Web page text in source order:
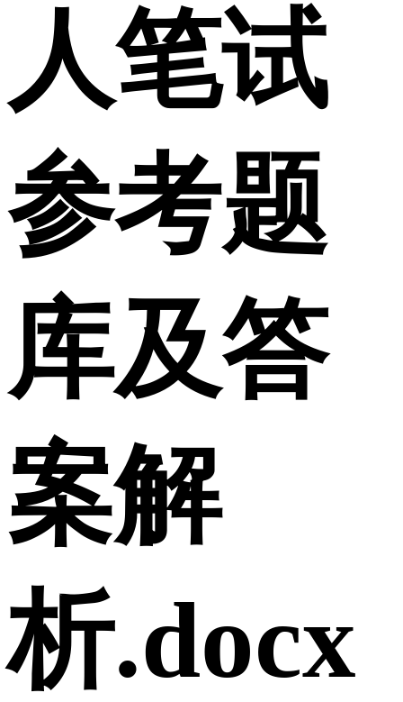
人笔试
参考题
库及答
案解
析.docx